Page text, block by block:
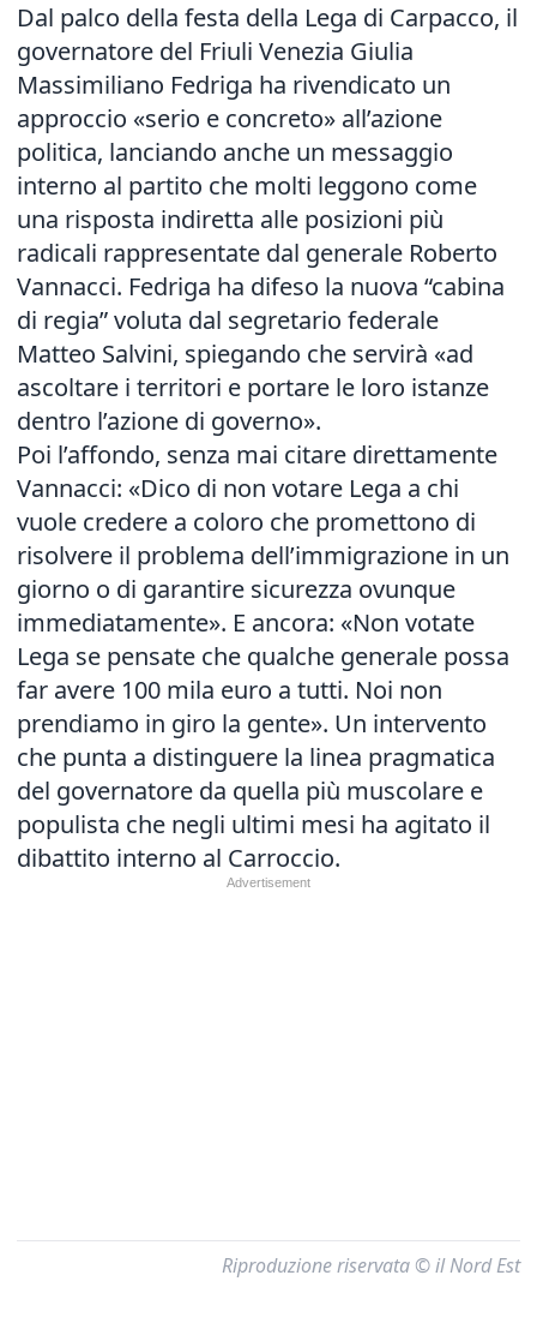
Dal palco della festa della Lega di Carpacco, il
governatore del Friuli Venezia Giulia
Massimiliano Fedriga ha rivendicato un
approccio «serio e concreto» all’azione
politica, lanciando anche un messaggio
interno al partito che molti leggono come
una risposta indiretta alle posizioni più
radicali rappresentate dal generale Roberto
Vannacci. Fedriga ha difeso la nuova “cabina
di regia” voluta dal segretario federale
Matteo Salvini, spiegando che servirà «ad
ascoltare i territori e portare le loro istanze
dentro l’azione di governo».
Poi l’affondo, senza mai citare direttamente
Vannacci: «Dico di non votare Lega a chi
vuole credere a coloro che promettono di
risolvere il problema dell’immigrazione in un
giorno o di garantire sicurezza ovunque
immediatamente». E ancora: «Non votate
Lega se pensate che qualche generale possa
far avere 100 mila euro a tutti. Noi non
prendiamo in giro la gente». Un intervento
che punta a distinguere la linea pragmatica
del governatore da quella più muscolare e
populista che negli ultimi mesi ha agitato il
dibattito interno al Carroccio.
Riproduzione riservata © il Nord Est